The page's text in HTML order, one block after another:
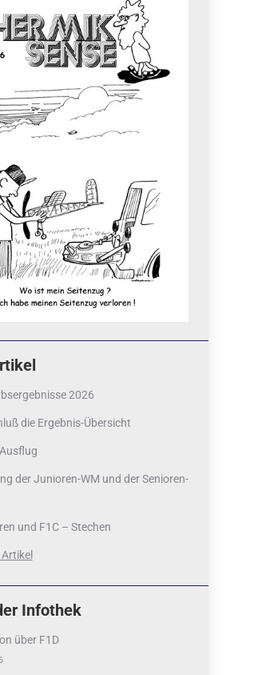
2026
die Ergebnis-Übersicht
der Junioren-WM und der Senioren-
und F1C – Stechen
Infothek
über F1D